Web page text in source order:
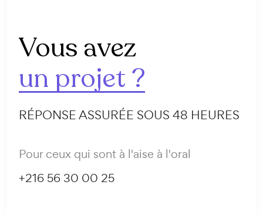
Vous avez
un projet ?
RÉPONSE ASSURÉE SOUS 48 HEURES
Pour ceux qui sont à l'aise à l'oral
+216 56 30 00 25